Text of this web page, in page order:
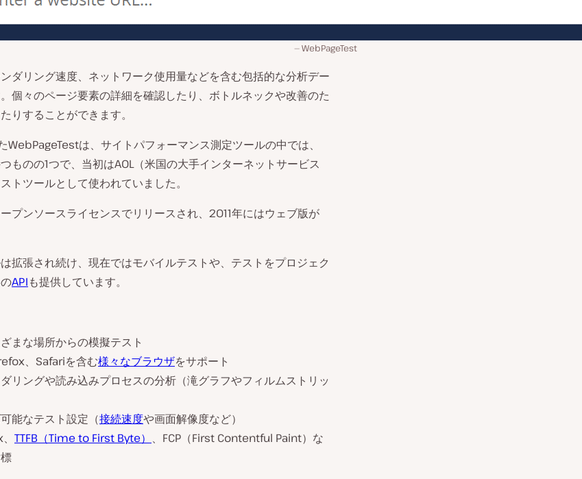
WebPageTest
ダリング速度、ネットワーク使用量などを含む包括的な分析デー
個々のページ要素の詳細を確認したり、ボトルネックや改善のた
りすることができます。
は、サイトパフォーマンス測定ツールの中では、
ものの1つで、当初はAOL（米国の大手インターネットサービス
トツールとして使われていました。
プンソースライセンスでリリースされ、2011年にはウェブ版が
拡張され続け、現在ではモバイルテストや、テストをプロジェク
APIも提供しています。
まな場所からの模擬テスト
、Safariを含む様々なブラウザをサポート
リングや読み込みプロセスの分析（滝グラフやフィルムストリッ
能なテスト設定（接続速度や画面解像度など）
TTFB（Time to First Byte） 、FCP（First Contentful Paint）な